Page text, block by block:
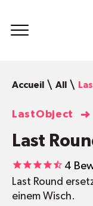
Accueil
All
LastObject
Last
4
Last Round
einem Wisch.